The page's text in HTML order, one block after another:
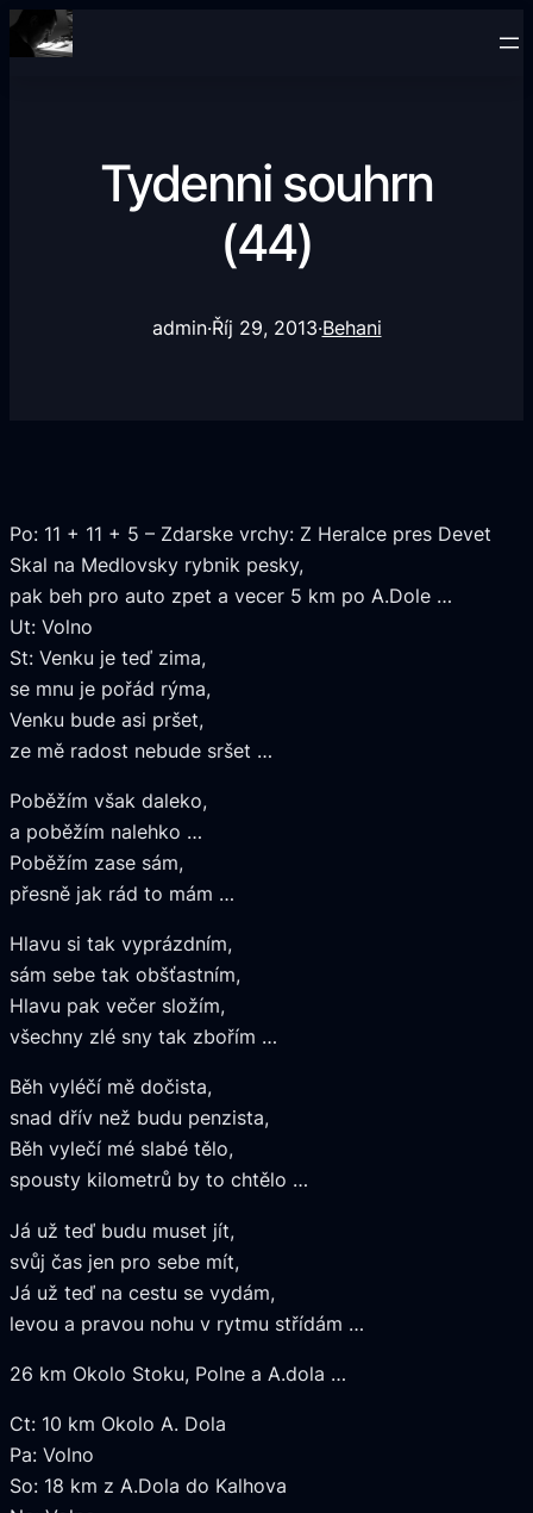
Tydenni souhrn
(44)
admin·Říj 29, 2013·Behani
Po: 11 + 11 + 5 – Zdarske vrchy: Z Heralce pres Devet
Skal na Medlovsky rybnik pesky,
pak beh pro auto zpet a vecer 5 km po A.Dole …
Ut: Volno
St: Venku je teď zima,
se mnu je pořád rýma,
Venku bude asi pršet,
ze mě radost nebude sršet …
Poběžím však daleko,
a poběžím nalehko …
Poběžím zase sám,
přesně jak rád to mám …
Hlavu si tak vyprázdním,
sám sebe tak obšťastním,
Hlavu pak večer složím,
všechny zlé sny tak zbořím …
Běh vyléčí mě dočista,
snad dřív než budu penzista,
Běh vylečí mé slabé tělo,
spousty kilometrů by to chtělo …
Já už teď budu muset jít,
svůj čas jen pro sebe mít,
Já už teď na cestu se vydám,
levou a pravou nohu v rytmu střídám …
26 km Okolo Stoku, Polne a A.dola …
Ct: 10 km Okolo A. Dola
Pa: Volno
So: 18 km z A.Dola do Kalhova